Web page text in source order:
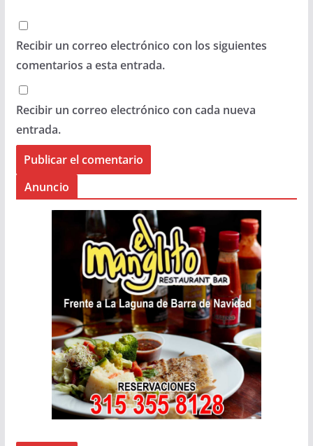
Recibir un correo electrónico con los siguientes
comentarios a esta entrada.
Recibir un correo electrónico con cada nueva
entrada.
Anuncio